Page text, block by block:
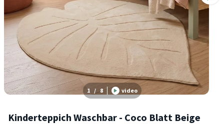
1 / 8 video
Kinderteppich Waschbar - Coco Blatt Beige